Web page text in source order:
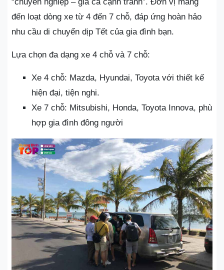
đến loạt dòng xe từ 4 đến 7 chỗ, đáp ứng hoàn hảo
nhu cầu di chuyển dịp Tết của gia đình bạn.
Lựa chọn đa dạng xe 4 chỗ và 7 chỗ:
Xe 4 chỗ: Mazda, Hyundai, Toyota với thiết kế
hiện đại, tiện nghi.
Xe 7 chỗ: Mitsubishi, Honda, Toyota Innova, phù
hợp gia đình đông người